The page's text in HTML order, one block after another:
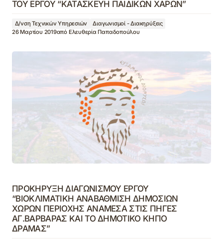
ΤΟΥ ΕΡΓΟΥ “ΚΑΤΑΣΚΕΥΗ ΠΑΙΔΙΚΩΝ ΧΑΡΩΝ”
Δ/νση Τεχνικών Υπηρεσιών
Διαγωνισμοί - Διακηρύξεις
26 Μαρτίου 2019από Ελευθερία Παπαδοπούλου
ΠΡΟΚΗΡΥΞΗ ΔΙΑΓΩΝΙΣΜΟΥ ΕΡΓΟΥ
“ΒΙΟΚΛΙΜΑΤΙΚΗ ΑΝΑΒΑΘΜΙΣΗ ΔΗΜΟΣΙΩΝ
ΧΩΡΩΝ ΠΕΡΙΟΧΗΣ ΑΝΑΜΕΣΑ ΣΤΙΣ ΠΗΓΕΣ
ΑΓ.ΒΑΡΒΑΡΑΣ ΚΑΙ ΤΟ ΔΗΜΟΤΙΚΟ ΚΗΠΟ
ΔΡΑΜΑΣ”